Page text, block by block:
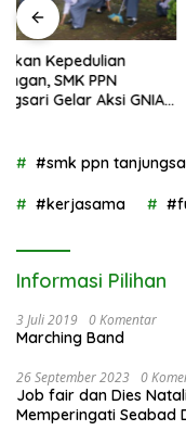
Sosialisasi Persiapan
BLUD di SMK PPN
#smk ppn
#kerjasama
Informasi Pilihan
3 Juli 2019 0 Komentar
Marching Band
26 September 2023 0
Job fair dan Dies
Memperingati Seabad